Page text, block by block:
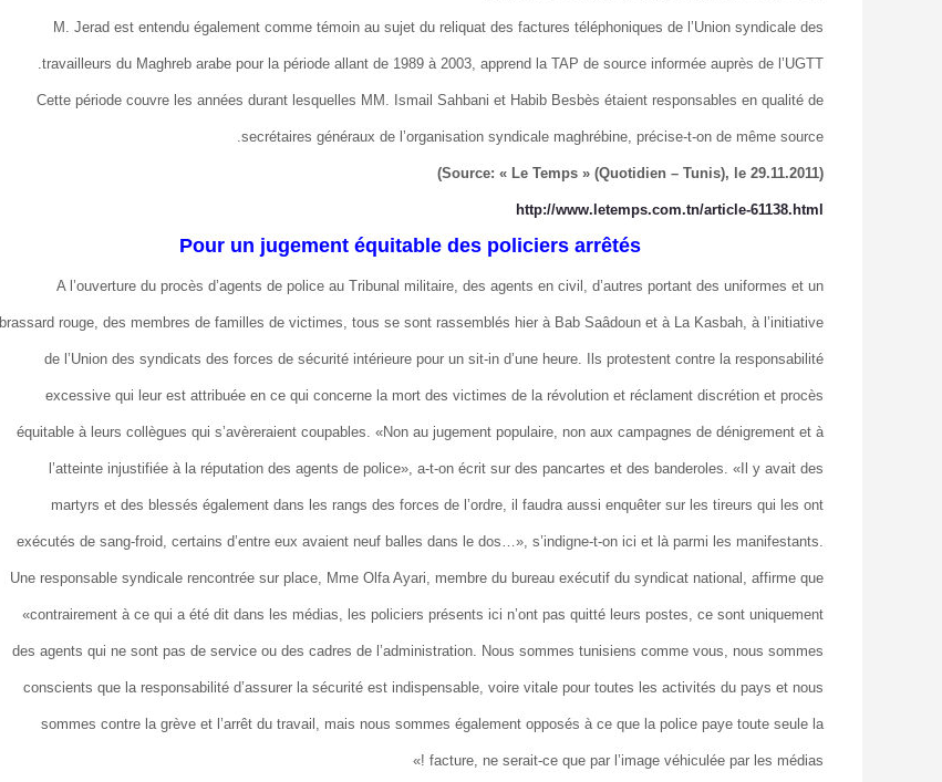
M. Jerad est entendu également comme témoin au sujet du reliquat des factures téléphoniques de l’Union syndicale des
travailleurs du Maghreb arabe pour la période allant de 1989 à 2003, apprend la TAP de source informée auprès de l’UGTT.
Cette période couvre les années durant lesquelles MM. Ismail Sahbani et Habib Besbès étaient responsables en qualité de
secrétaires généraux de l’organisation syndicale maghrébine, précise-t-on de même source.
(Source: « Le Temps » (Quotidien – Tunis), le 29.11.2011)‏
http://www.letemps.com.tn/article-61138.html
Pour un jugement équitable des policiers arrêtés
A l’ouverture du procès d’agents de police au Tribunal militaire, des agents en civil, d’autres portant des uniformes et un
brassard rouge, des membres de familles de victimes, tous se sont rassemblés hier à Bab Saâdoun et à La Kasbah, à l’initiative
de l’Union des syndicats des forces de sécurité intérieure pour un sit-in d’une heure. Ils protestent contre la responsabilité
excessive qui leur est attribuée en ce qui concerne la mort des victimes de la révolution et réclament discrétion et procès
équitable à leurs collègues qui s’avèreraient coupables. «Non au jugement populaire, non aux campagnes de dénigrement et à
l’atteinte injustifiée à la réputation des agents de police», a-t-on écrit sur des pancartes et des banderoles. «Il y avait des
martyrs et des blessés également dans les rangs des forces de l’ordre, il faudra aussi enquêter sur les tireurs qui les ont
exécutés de sang-froid, certains d’entre eux avaient neuf balles dans le dos…», s’indigne-t-on ici et là parmi les manifestants.
Une responsable syndicale rencontrée sur place, Mme Olfa Ayari, membre du bureau exécutif du syndicat national, affirme que
«contrairement à ce qui a été dit dans les médias, les policiers présents ici n’ont pas quitté leurs postes, ce sont uniquement
des agents qui ne sont pas de service ou des cadres de l’administration. Nous sommes tunisiens comme vous, nous sommes
conscients que la responsabilité d’assurer la sécurité est indispensable, voire vitale pour toutes les activités du pays et nous
sommes contre la grève et l’arrêt du travail, mais nous sommes également opposés à ce que la police paye toute seule la
facture, ne serait-ce que par l’image véhiculée par les médias !»